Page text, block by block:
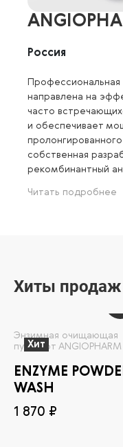
Россия
направлена на
часто
и обеспечивает
собственная
рекомбинантный
Читать подробнее
Хиты продаж
Хит
Энзимная очищающая
пудра от ANGIOPHARM
ENZYME
WASH
1 870 ₽